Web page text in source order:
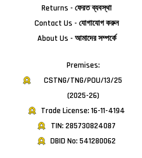
Returns - ফেরত ব্যবস্থা
Contact Us - যোগাযোগ করুন
About Us - আমাদের সম্পর্কে
Premises:
CSTNG/TNG/POU/13/25
(2025-26)
Trade License: 16-11-4194
TIN: 285730824087
DBID No: 541280062